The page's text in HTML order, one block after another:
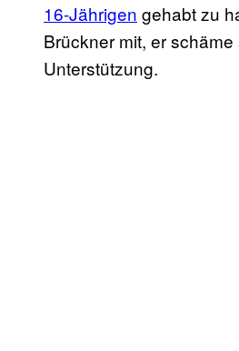
16-Jährigen gehabt zu
Brückner mit, er
Unterstützung.